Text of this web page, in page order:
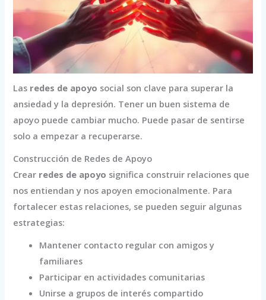
Las redes de apoyo social son clave para superar la
ansiedad y la depresión. Tener un buen sistema de
apoyo puede cambiar mucho. Puede pasar de sentirse
solo a empezar a recuperarse.
Construcción de Redes de Apoyo
Crear redes de apoyo significa construir relaciones que
nos entiendan y nos apoyen emocionalmente. Para
fortalecer estas relaciones, se pueden seguir algunas
estrategias:
Mantener contacto regular con amigos y
familiares
Participar en actividades comunitarias
Unirse a grupos de interés compartido